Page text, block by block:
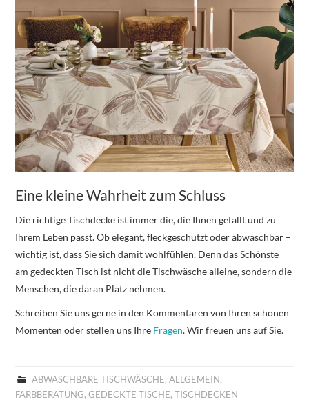
Eine kleine Wahrheit zum Schluss
Die richtige Tischdecke ist immer die, die Ihnen gefällt und zu
Ihrem Leben passt. Ob elegant, fleckgeschützt oder abwaschbar –
wichtig ist, dass Sie sich damit wohlfühlen. Denn das Schönste
am gedeckten Tisch ist nicht die Tischwäsche alleine, sondern die
Menschen, die daran Platz nehmen.
Schreiben Sie uns gerne in den Kommentaren von Ihren schönen
Momenten oder stellen uns Ihre Fragen. Wir freuen uns auf Sie.
ABWASCHBARE TISCHWÄSCHE, ALLGEMEIN,
FARBBERATUNG,GEDECKTE TISCHE,TISCHDECKEN